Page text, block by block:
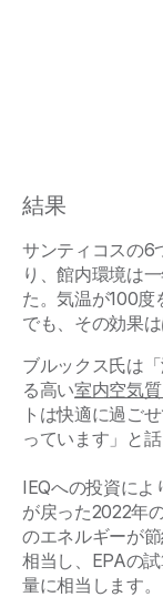
結果
サンティコスの6
り、館内環境は
た。気温が100度
でも、その効果
ブルックス氏は
る高い室内空気質
トは快適に過ご
っています」と話
IEQへの投資に
が戻った2022年
のエネルギーが
相当し、EPAの
量に相当します。